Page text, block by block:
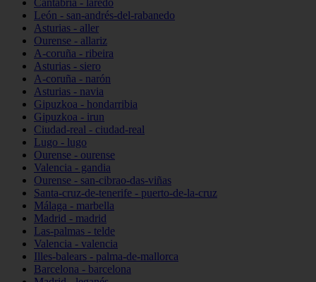
Cantabria - laredo
León - san-andrés-del-rabanedo
Asturias - aller
Ourense - allariz
A-coruña - ribeira
Asturias - siero
A-coruña - narón
Asturias - navia
Gipuzkoa - hondarribia
Gipuzkoa - irun
Ciudad-real - ciudad-real
Lugo - lugo
Ourense - ourense
Valencia - gandia
Ourense - san-cibrao-das-viñas
Santa-cruz-de-tenerife - puerto-de-la-cruz
Málaga - marbella
Madrid - madrid
Las-palmas - telde
Valencia - valencia
Illes-balears - palma-de-mallorca
Barcelona - barcelona